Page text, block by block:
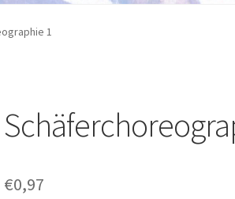
Warenkorb1
€0,97